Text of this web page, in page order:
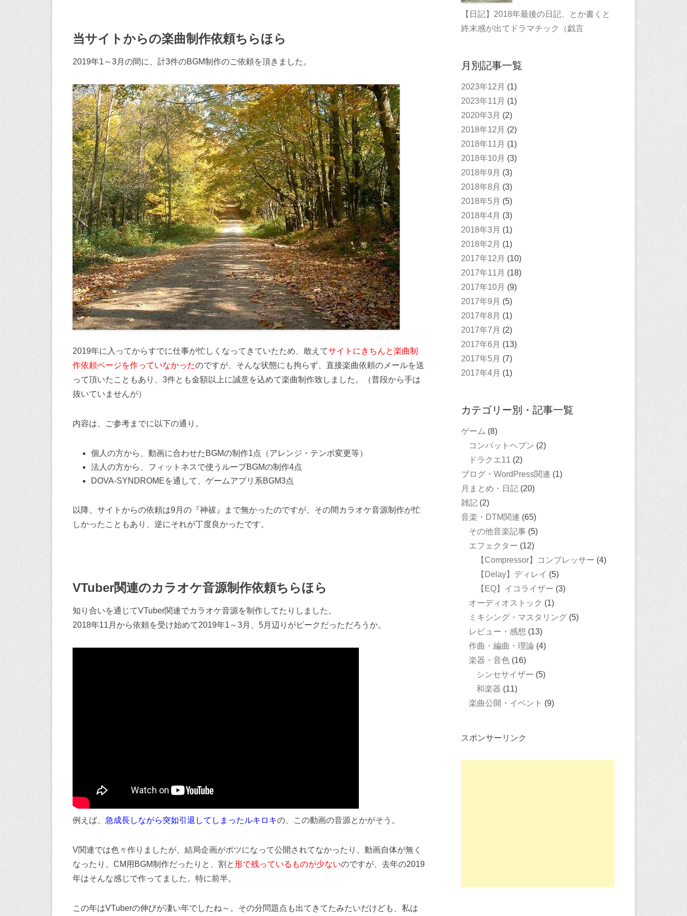
当サイトからの楽曲制作依頼ちらほら
2019年1～3月の間に、計3件のBGM制作のご依頼を頂きました。
2019年に入ってからすでに仕事が忙しくなってきていたため、敢えてサイトにきちんと楽曲制
作依頼ページを作っていなかったのですが、そんな状態にも拘らず、直接楽曲依頼のメールを送
って頂いたこともあり、3件とも金額以上に誠意を込めて楽曲制作致しました。（普段から手は
抜いていませんが）
内容は、ご参考までに以下の通り。
個人の方から、動画に合わせたBGMの制作1点（アレンジ・テンポ変更等）
法人の方から、フィットネスで使うループBGMの制作4点
DOVA-SYNDROMEを通して、ゲームアプリ系BGM3点
以降、サイトからの依頼は9月の『神祓』まで無かったのですが、その間カラオケ音源制作が忙
しかったこともあり、逆にそれが丁度良かったです。
VTuber関連のカラオケ音源制作依頼ちらほら
知り合いを通じてVTuber関連でカラオケ音源を制作してたりしました。
2018年11月から依頼を受け始めて2019年1～3月、5月辺りがピークだっただろうか。
例えば、 急成長しながら突如引退してしまったルキロキの、この動画の音源とかがそう。
V関連では色々作りましたが、結局企画がボツになって公開されてなかったり、動画自体が無く
なったり、CM用BGM制作だったりと、割と形で残っているものが少ないのですが、去年の2019
年はそんな感じで作ってました。特に前半。
この年はVTuberの伸びが凄い年でしたね～。その分問題点も出てきてたみたいだけども、私は
【日記】2018年最後の日記、とか書くと
終末感が出てドラマチック（戯言
月別記事一覧
2023年12月 (1)
2023年11月 (1)
2020年3月 (2)
2018年12月 (2)
2018年11月 (1)
2018年10月 (3)
2018年9月 (3)
2018年8月 (3)
2018年5月 (5)
2018年4月 (3)
2018年3月 (1)
2018年2月 (1)
2017年12月 (10)
2017年11月 (18)
2017年10月 (9)
2017年9月 (5)
2017年8月 (1)
2017年7月 (2)
2017年6月 (13)
2017年5月 (7)
2017年4月 (1)
カテゴリー別・記事一覧
ゲーム (8)
コンバットヘブン (2)
ドラクエ11 (2)
ブログ・WordPress関連 (1)
月まとめ・日記 (20)
雑記 (2)
音楽・DTM関連 (65)
その他音楽記事 (5)
エフェクター (12)
【Compressor】コンプレッサー (4)
【Delay】ディレイ (5)
【EQ】イコライザー (3)
オーディオストック (1)
ミキシング・マスタリング (5)
レビュー・感想 (13)
作曲・編曲・理論 (4)
楽器・音色 (16)
シンセサイザー (5)
和楽器 (11)
楽曲公開・イベント (9)
スポンサーリンク